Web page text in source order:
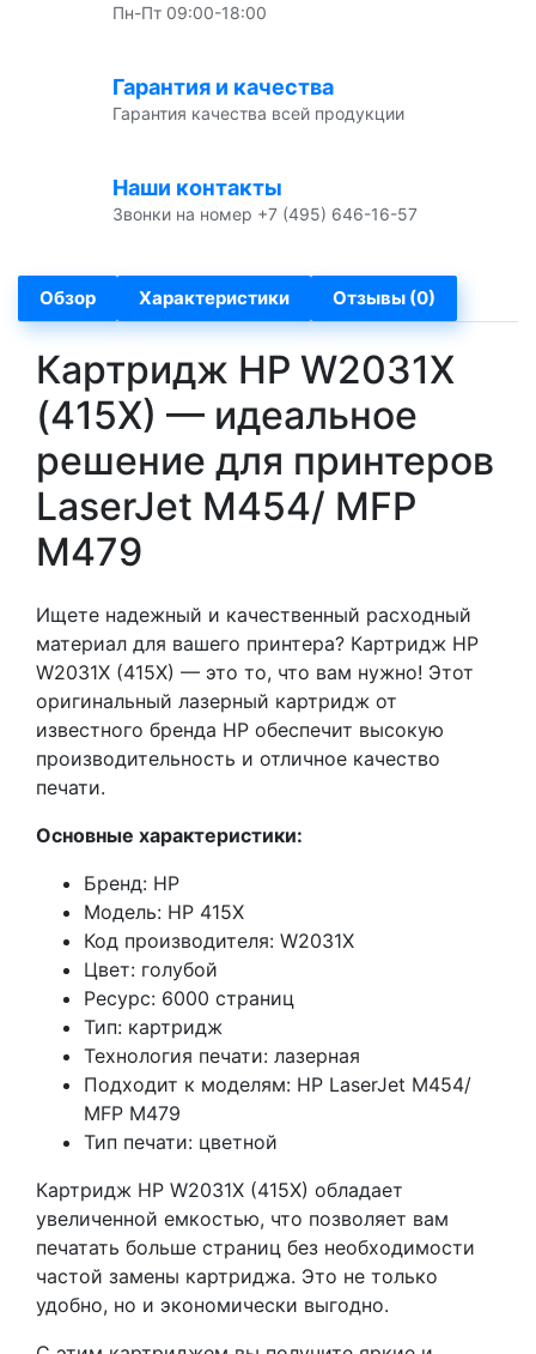
Пн-Пт 09:00-18:00
Гарантия и качества
Гарантия качества всей продукции
Наши контакты
Звонки на номер +7 (495) 646-16-57
Обзор Характеристики Отзывы (0)
Картридж HP W2031X
(415X) — идеальное
решение для принтеров
LaserJet M454/ MFP
M479
Ищете надежный и качественный расходный
материал для вашего принтера? Картридж HP
W2031X (415X) — это то, что вам нужно! Этот
оригинальный лазерный картридж от
известного бренда HP обеспечит высокую
производительность и отличное качество
печати.
Основные характеристики:
Бренд: HP
Модель: HP 415X
Код производителя: W2031X
Цвет: голубой
Ресурс: 6000 страниц
Тип: картридж
Технология печати: лазерная
Подходит к моделям: HP LaserJet M454/
MFP M479
Тип печати: цветной
Картридж HP W2031X (415X) обладает
увеличенной емкостью, что позволяет вам
печатать больше страниц без необходимости
частой замены картриджа. Это не только
удобно, но и экономически выгодно.